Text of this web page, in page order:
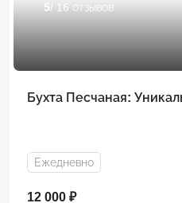
5/ 16 отзывов
Бухта Песчаная:
Ежедневно
12 000 ₽